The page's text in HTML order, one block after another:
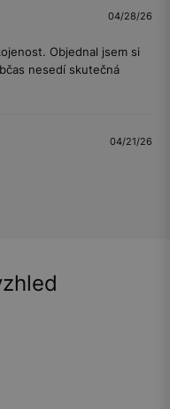
04/28/26
Objednal jsem si
nesedí skutečná
04/21/26